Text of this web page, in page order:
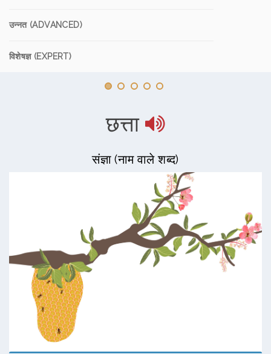
उन्नत (ADVANCED)
विशेषज्ञ (EXPERT)
छत्ता
संज्ञा (नाम वाले शब्द)